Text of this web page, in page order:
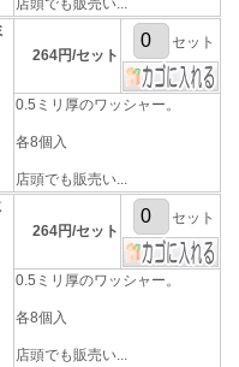
店頭でも販売い...
264円/セット
セット
0.5ミリ厚のワッシャー。
各8個入
店頭でも販売い...
264円/セット
セット
0.5ミリ厚のワッシャー。
各8個入
店頭でも販売い...